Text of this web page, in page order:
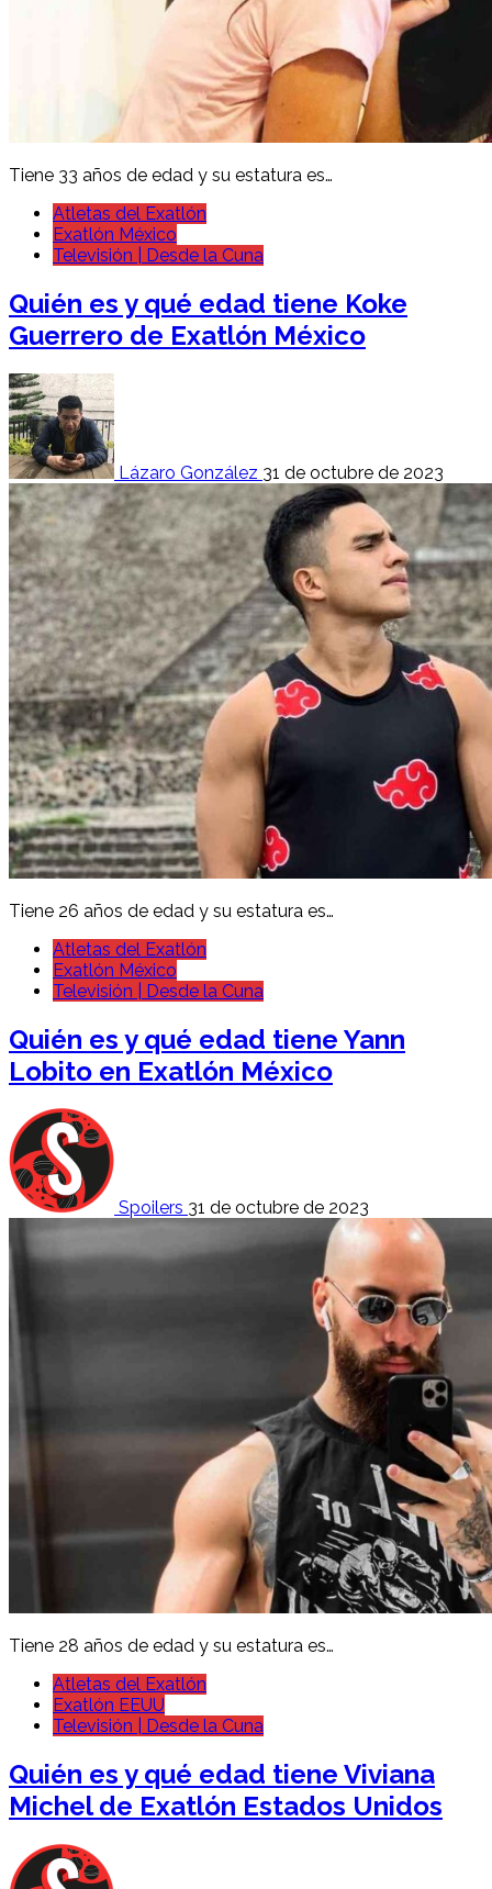
Tiene 33 años de edad y su estatura es…
Atletas del Exatlón
Exatlón México
Televisión | Desde la Cuna
Quién es y qué edad tiene Koke
Guerrero de Exatlón México
Lázaro González 31 de octubre de 2023
Tiene 26 años de edad y su estatura es…
Atletas del Exatlón
Exatlón México
Televisión | Desde la Cuna
Quién es y qué edad tiene Yann
Lobito en Exatlón México
Spoilers 31 de octubre de 2023
Tiene 28 años de edad y su estatura es…
Atletas del Exatlón
Exatlón EEUU
Televisión | Desde la Cuna
Quién es y qué edad tiene Viviana
Michel de Exatlón Estados Unidos